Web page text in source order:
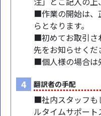
■作業の開始は、
らとなります。
■初めてお取引さ
先をお知らせくだ
■個人様の場合は
4 翻訳者の手配
■社内スタッフも
ルタイムサポー